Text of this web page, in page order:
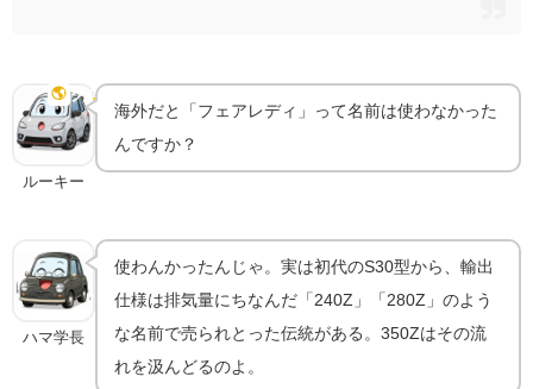
🌎 グローバル戦略
なぜ「350Z」という名前で売られたのか
ルーキー
海外だと「フェアレディ」って名前は使わなかった
んですか？
ハマ学長
使わんかったんじゃ。実は初代のS30型から、輸出
仕様は排気量にちなんだ「240Z」「280Z」のよう
な名前で売られとった伝統がある。350Zはその流
れを汲んどるのよ。